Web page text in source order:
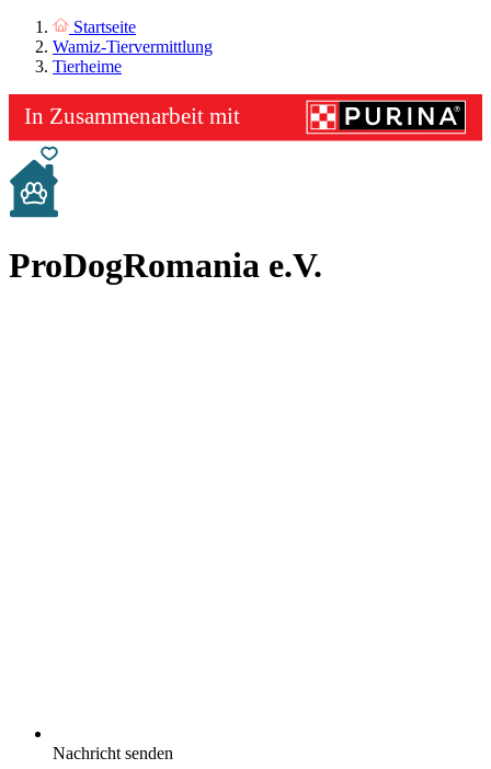
Startseite
Wamiz-Tiervermittlung
Tierheime
ProDogRomania e.V.
Nachricht senden